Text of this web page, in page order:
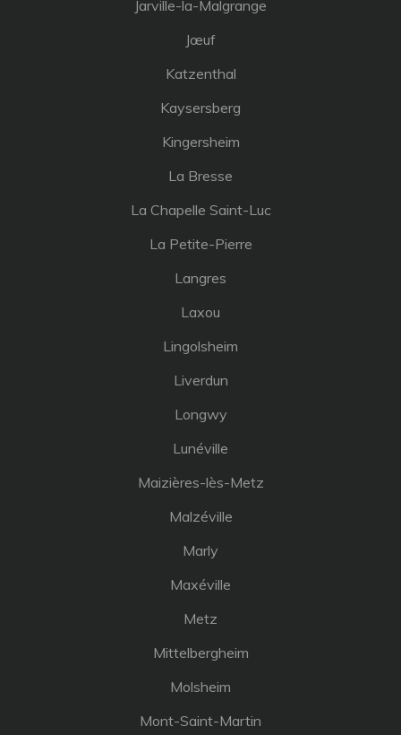
Jarville-la-Malgrange
Jœuf
Katzenthal
Kaysersberg
Kingersheim
La Bresse
La Chapelle Saint-Luc
La Petite-Pierre
Langres
Laxou
Lingolsheim
Liverdun
Longwy
Lunéville
Maizières-lès-Metz
Malzéville
Marly
Maxéville
Metz
Mittelbergheim
Molsheim
Mont-Saint-Martin